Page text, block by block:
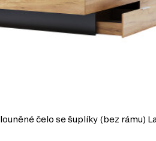
čelo se šuplíky (bez rámu)